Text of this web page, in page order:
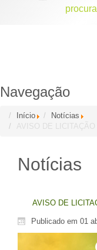
Navegação
Início
Notícias
AVISO DE
Notícias
AVISO DE
Publicado em 01